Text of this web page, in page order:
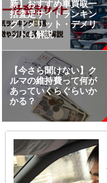
新】おすすめ車買取一
括査定サイトランキン
グ｜メリット・デメリ
ットも解説
【今さら聞けない】ク
ルマの維持費って何が
あっていくらぐらいか
かる？